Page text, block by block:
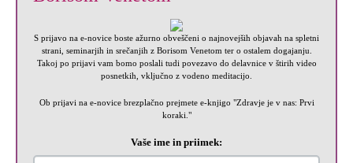
S prijavo na e-novice boste ažurno obveščeni o najnovejših objavah na spletni
strani, seminarjih in srečanjih z Borisom Venetom ter o ostalem dogajanju.
Takoj po prijavi vam bomo poslali tudi povezavo do delavnice v štirih video
posnetkih, vključno z vodeno meditacijo.
Ob prijavi na e-novice brezplačno prejmete e-knjigo "Zdravje je v nas: Prvi
koraki."
Vaše ime in priimek: